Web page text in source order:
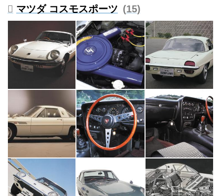
名車を解説。
試し読み
＜内容紹介＞
現在、40- 60代、そして70代の
「昭和」を生きてきたクルマ好き
の読者諸兄に贈る、珠玉の名車ア
ルバム。
コンセプトは「昭和の時代を駆け
抜けた名車を今再び、振り返
る」---。
ベースは2020年に発行した『昭
和の名車大全集 上/下巻』。これ
を元に新たに...
マツダ コスモスポーツ 15